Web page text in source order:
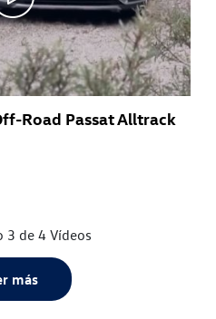
Road Passat Alltrack
3 de 4 Vídeos
más